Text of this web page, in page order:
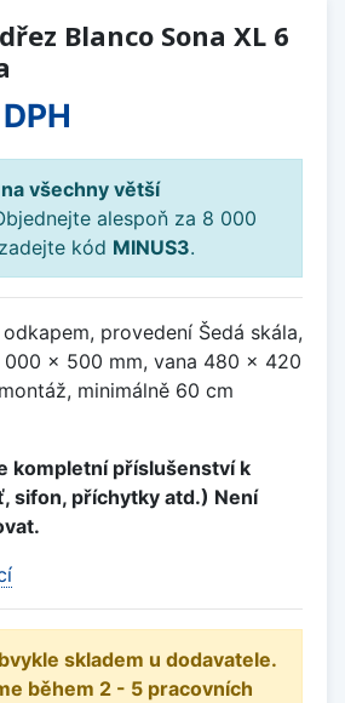
Blanco Sona XL 6
všechny větší
alespoň za 8 000
kód MINUS3.
provedení Šedá skála,
000 x 500 mm, vana 480 x 420
minimálně 60 cm
kompletní příslušenství k
sifon, příchytky atd.) Není
skladem u dodavatele.
během 2 - 5 pracovních